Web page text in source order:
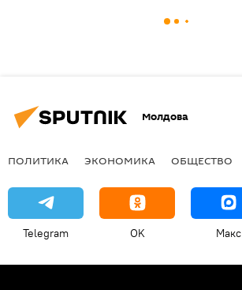
Молдова
ПОЛИТИКА ЭКОНОМИКА ОБЩЕСТВО
Telegram OK Макс